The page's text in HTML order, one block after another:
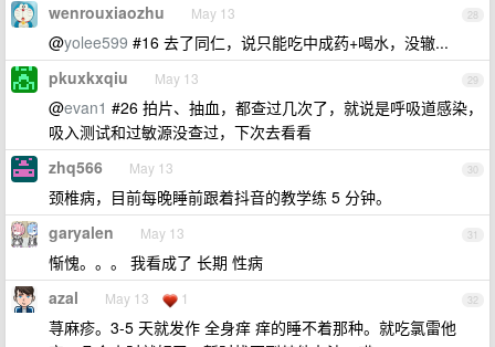
28
wenrouxiaozhu May 13
@yolee599 #16 去了同仁，说只能吃中成药+喝水，没辙...
29
pkuxkxqiu May 13
@evan1 #26 拍片、抽血，都查过几次了，就说是呼吸道感染，
吸入测试和过敏源没查过，下次去看看
30
zhq566 May 13
颈椎病，目前每晚睡前跟着抖音的教学练 5 分钟。
31
garyalen May 13
惭愧。。。 我看成了 长期 性病
32
azal May 13 1
荨麻疹。3-5 天就发作 全身痒 痒的睡不着那种。就吃氯雷他